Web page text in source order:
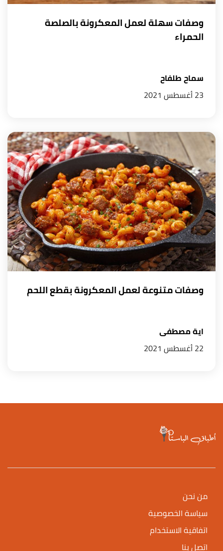
وصفات سهلة لعمل المعكرونة بالصلصة
الحمراء
سماح طلفاح
23 أغسطس 2021
وصفات متنوعة لعمل المعكرونة بقطع اللحم
اية مصطفى
22 أغسطس 2021
من نحن
سياسة الخصوصية
اتفاقية الاستخدام
اتصل بنا